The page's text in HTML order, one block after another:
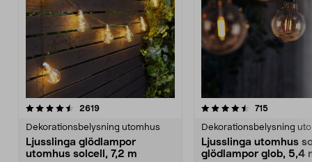
2619recensioner
Dekorationsbelysning utomhus
Ljusslinga glödlampor
utomhus solcell, 7,2 m
4.5 av 5 stjärnor 715
Dekorationsbelysning
Ljusslinga utomhus
glödlampor glob, 5,4
4.0 av 5 stjärnor